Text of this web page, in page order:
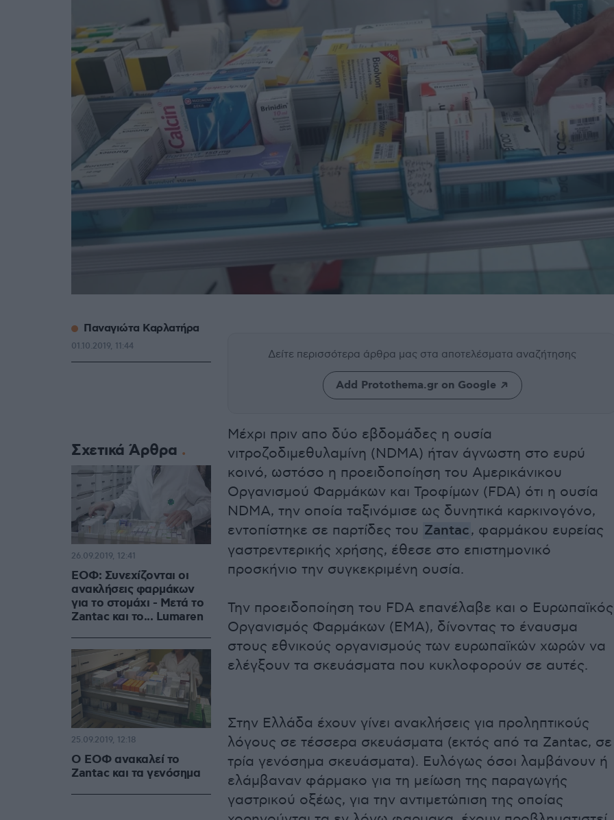
Δείτε περισσότερα άρθρα μας στα αποτελέσματα αναζήτησης
Add Protothema.gr on Google
Μέχρι πριν απο δύο εβδομάδες η ουσία
νιτροζοδιμεθυλαμίνη (NDMA) ήταν άγνωστη στο ευρύ
κοινό, ωστόσο η προειδοποίηση του Αμερικάνικου
Οργανισμού Φαρμάκων και Τροφίμων (FDA) ότι η ουσία
NDMA, την οποία ταξινόμισε ως δυνητικά καρκινογόνο,
εντοπίστηκε σε παρτίδες του Zantac, φαρμάκου ευρείας
γαστρεντερικής χρήσης, έθεσε στο επιστημονικό
προσκήνιο την συγκεκριμένη ουσία.
Την προειδοποίηση του FDΑ επανέλαβε και ο Ευρωπαϊκός
Οργανισμός Φαρμάκων (ΕΜΑ), δίνοντας το έναυσμα
στους εθνικούς οργανισμούς των ευρωπαϊκών χωρών να
ελέγξουν τα σκευάσματα που κυκλοφορούν σε αυτές.
Στην Ελλάδα έχουν γίνει ανακλήσεις για προληπτικούς
λόγους σε τέσσερα σκευάσματα (εκτός από τα Zantac, σε
τρία γενόσημα σκευάσματα). Ευλόγως όσοι λαμβάνουν ή
ελάμβαναν φάρμακο για τη μείωση της παραγωγής
γαστρικού οξέως, για την αντιμετώπιση της οποίας
Παναγιώτα Καρλατήρα
01.10.2019, 11:44
Σχετικά Άρθρα
ΕΟΦ: Συνεχίζονται οι
ανακλήσεις φαρμάκων
για το στομάχι - Μετά το
Zantac και το... Lumaren
26.09.2019, 12:41
Ο ΕΟΦ ανακαλεί το
Zantac και τα γενόσημα
25.09.2019, 12:18